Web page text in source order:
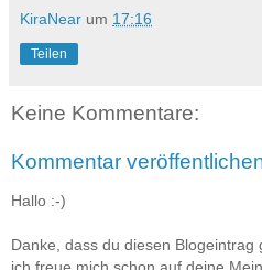
KiraNear um 17:16
Teilen
Keine Kommentare:
Kommentar
Hallo :-)
Danke, dass du diesen Blogeintrag